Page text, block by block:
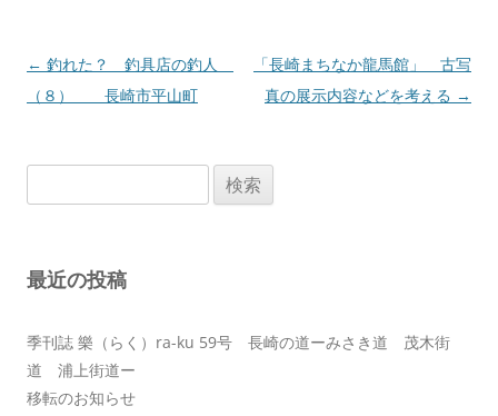
投
稿
ョ
← 釣れた？ 釣具店の釣人
（８） 長崎市平山町
「長崎まちなか龍馬館」 古写
真の展示内容などを考える →
索:
最近の投稿
季刊誌 樂（らく）ra-ku 59号 長崎の道ーみさき道 茂木街
道 浦上街道ー
移転のお知らせ